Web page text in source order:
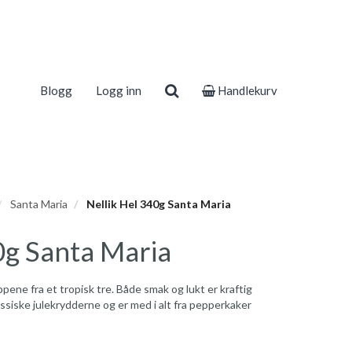
Blogg Logg inn Handlekurv
Santa Maria Nellik Hel 340g Santa Maria
Santa Maria
fra et tropisk tre. Både smak og lukt er kraftig
julekrydderne og er med i alt fra pepperkaker